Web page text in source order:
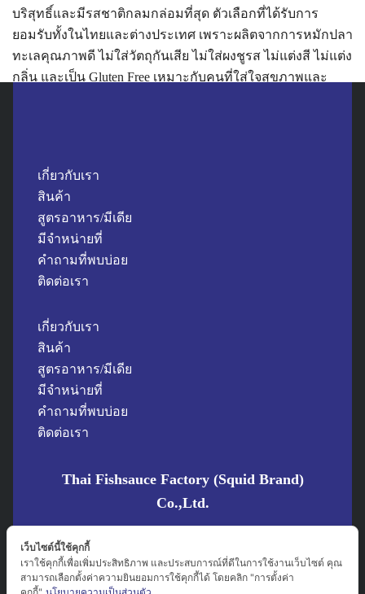
บริสุทธิ์และมีรสชาติกลมกล่อมที่สุด ตัวเลือกที่ได้รับการ
ยอมรับทั้งในไทยและต่างประเทศ เพราะผลิตจากการหมักปลา
ทะเลคุณภาพดี ไม่ใส่วัตถุกันเสีย ไม่ใส่ผงชูรส ไม่แต่งสี ไม่แต่ง
กลิ่น และเป็น Gluten Free เหมาะกับคนที่ใส่ใจสุขภาพและ
รสชาติอาหารอย่างแท้จริง โดยไม่ต้องพึ่งการปรุงแต่งรส
เพิ่มเติม
ใส่ใจสุขภาพ
กลิ่น และยังเป็นสูตรกลูเตนฟรี เหมาะกับคนที่ต้องการเรื่อง
ความปลอดภัยด้านอาหารหรือควบคุมโซเดียมได้ง่ายขึ้น
เพิ่มความ “อูมามิ” ให้ทุกเมนู
เหยาะเพิ่มรสชาติก่อนเสิร์ฟ ทำให้รสชาติอาหาร
กลมกล่อมและนัวมากขึ้น
น้ำปลาตราปลาหมึกมีหลายสูตรให้เลือก
งาน ซึ่งรวมถึงรุ่นที่หมักนานและระดับรสชาติที่ลึกกว่า
นอกจากสูตรมาตรฐานแล้ว ตราปลาหมึกยังมีทางเลือกที่
หลากหลายเพื่อตอบโจทย์ไลฟ์สไตล์ที่ต่างกัน ไม่ว่าจะเป็น
ปลาหมึกโกลด์
ความหอมพรีเมียมระดับภัตตาคาร หรือ โซเดียมต่ำที่ออกแบบ
มาเพื่อเด็กและผู้สูงอายุโดยเฉพาะ
เกี่ยวกับเรา
สินค้า
สูตรอาหาร/มีเดีย
มีจำหน่ายที่
คำถามที่พบบ่อย
ติดต่อเรา
เกี่ยวกับเรา
สินค้า
สูตรอาหาร/มีเดีย
มีจำหน่ายที่
คำถามที่พบบ่อย
ติดต่อเรา
Thai Fishsauce Factory (Squid Brand)
Co.,Ltd.
21/5-21/7 Trok Rong Namkeng, Taladnoi, Bangkok 10100
Thailand
Squid Brand ตราปลาหมึก
เว็บไซต์นี้ใช้คุกกี้
เราใช้คุกกี้เพื่อเพิ่มประสิทธิภาพ และประสบการณ์ที่ดีในการใช้งานเว็บไซต์ คุณ
สามารถเลือกตั้งค่าความยินยอมการใช้คุกกี้ได้ โดยคลิก "การตั้งค่า